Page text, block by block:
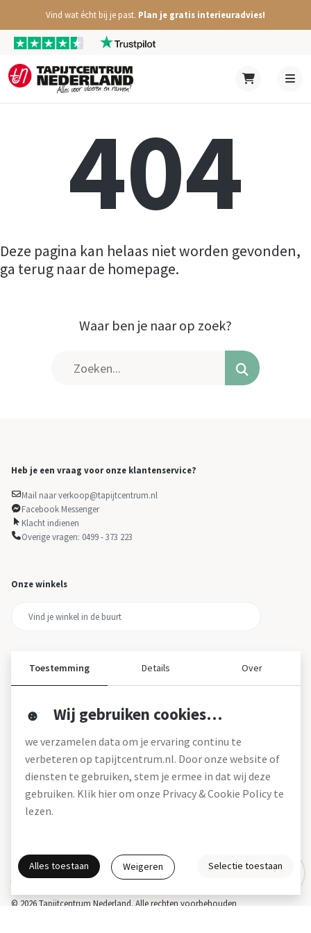
Vind wat écht bij je past. Plan je gratis interieuradvies!
404
Deze pagina kan helaas niet worden gevonden,
ga terug naar de homepage.
Waar ben je naar op zoek?
Heb je een vraag voor onze klantenservice?
Mail naar verkoop@tapijtcentrum.nl
Facebook Messenger
Klacht indienen
Overige vragen: 0499 - 373 223
Onze winkels
Over tapijtcentrum
Werken bij
Montageservice
Blog
© 2026 Tapijtcentrum Nederland. Alle rechten voorbehouden
Actie- en betalingsvoorwaarden * Disclaimer
Gratis interieuradvies
Toestemming Details Over
Wij gebruiken cookies…
we verzamelen data om je ervaring continu te
verbeteren op tapijtcentrum.nl. Door onze website of
diensten te gebruiken, stem je ermee in dat wij deze
gebruiken. Klik hier om onze Privacy & Cookie Policy te
lezen.
Alles toestaan Weigeren Selectie toestaan